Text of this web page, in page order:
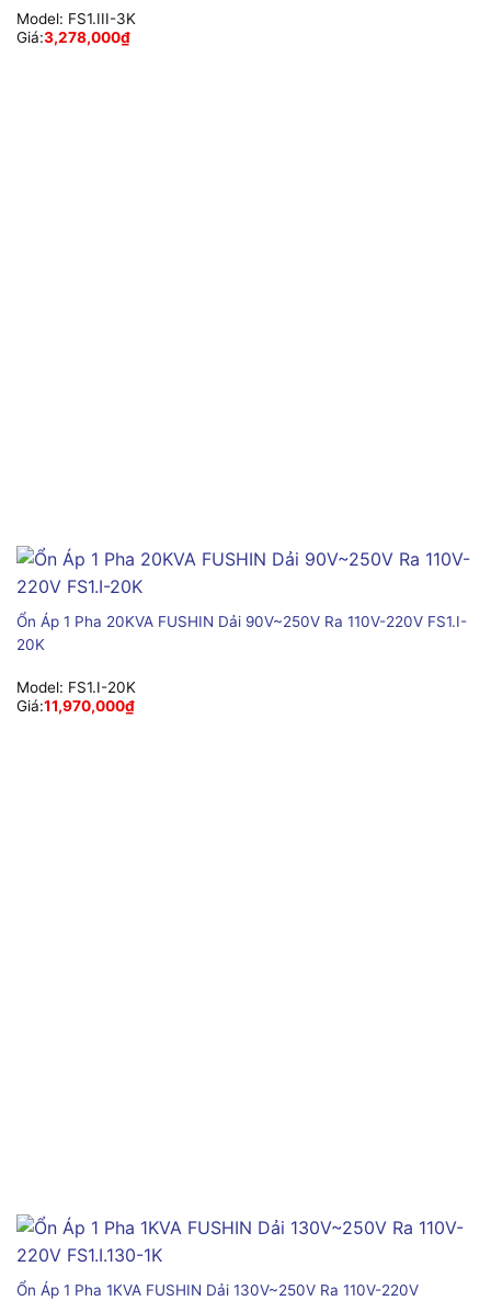
Model: FS1.III-3K
Giá:3,278,000₫
Ổn Áp 1 Pha 20KVA FUSHIN Dải 90V~250V Ra 110V-220V FS1.I-
20K
Model: FS1.I-20K
Giá:11,970,000₫
Ổn Áp 1 Pha 1KVA FUSHIN Dải 130V~250V Ra 110V-220V